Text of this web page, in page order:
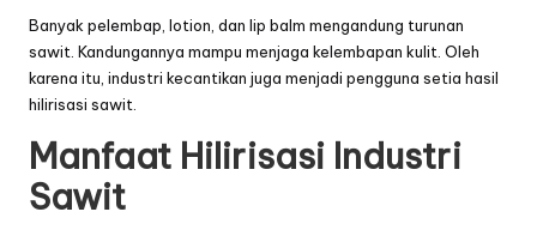
Banyak pelembap, lotion, dan lip balm mengandung turunan
sawit. Kandungannya mampu menjaga kelembapan kulit. Oleh
karena itu, industri kecantikan juga menjadi pengguna setia hasil
hilirisasi sawit.
Manfaat Hilirisasi Industri
Sawit